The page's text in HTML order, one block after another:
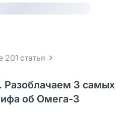
201 статья
Разоблачаем 3 самых
об Омега-3